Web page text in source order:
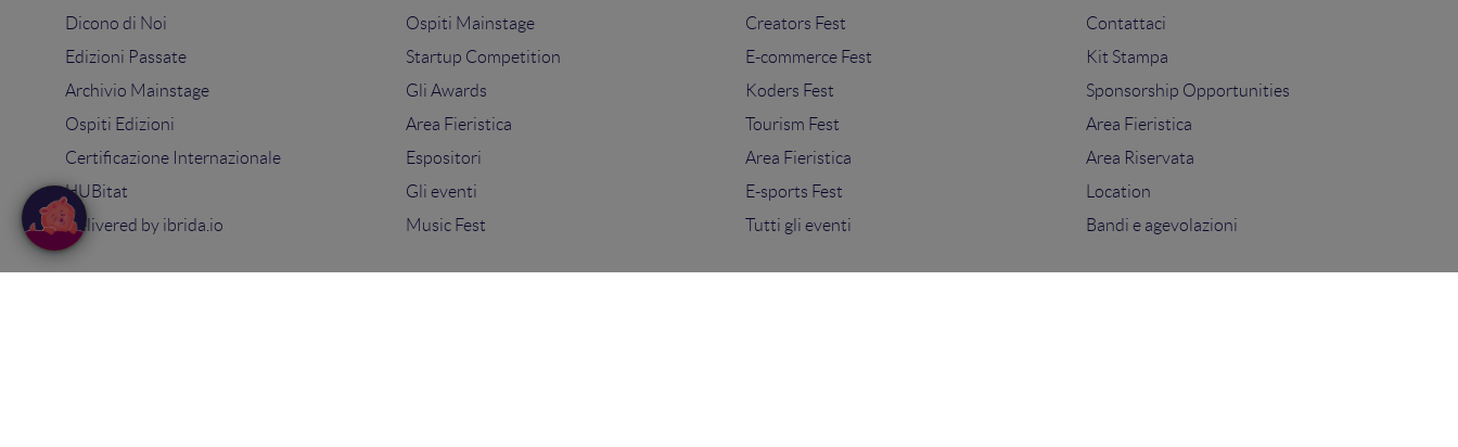
Dicono di Noi
Edizioni Passate
Archivio Mainstage
Ospiti Edizioni
Certificazione Internazionale
HUBitat
Delivered by ibrida.io
Ospiti Mainstage
Startup Competition
Gli Awards
Area Fieristica
Espositori
Gli eventi
Music Fest
Creators Fest
E-commerce Fest
Koders Fest
Tourism Fest
Area Fieristica
E-sports Fest
Tutti gli eventi
Contattaci
Kit Stampa
Sponsorship Opportunities
Area Fieristica
Area Riservata
Location
Bandi e agevolazioni